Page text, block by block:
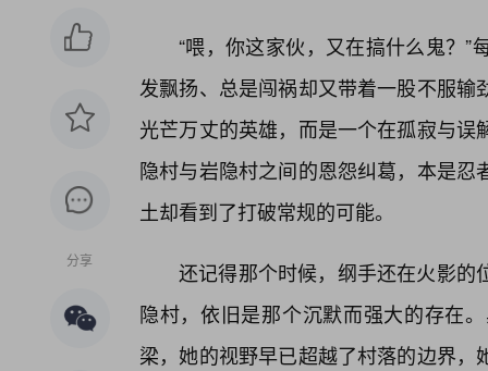
分享
“喂，你这家伙，又在搞什么鬼？
发飘扬、总是闯祸却又带着一股不服
光芒万丈的英雄，而是一个在孤寂与
隐村与岩隐村之间的恩怨纠葛，本是
土却看到了打破常规的可能。
还记得那个时候，纲手还在火影的
隐村，依旧是那个沉默而强大的存在
梁，她的视野早已超越了村落的边界